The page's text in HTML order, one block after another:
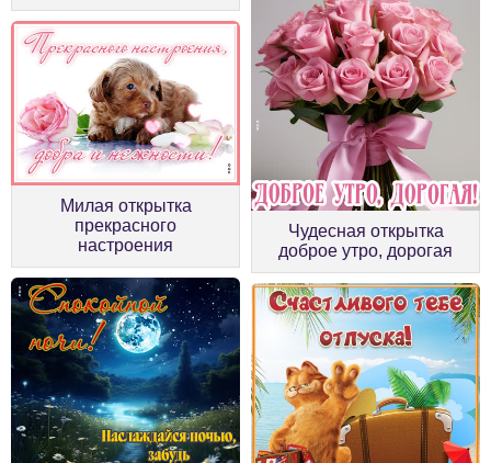
Милая открытка
прекрасного
настроения
Чудесная открытка
доброе утро, дорогая